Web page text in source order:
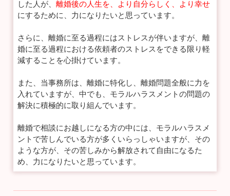
した人が、 離婚後の人生を、より自分らしく、より幸せ
にするために、力になりたいと思っています。
さらに、離婚に至る過程にはストレスが伴いますが、離
婚に至る過程における依頼者のストレスをできる限り軽
減することを心掛けています。
また、当事務所は、離婚に特化し、離婚問題全般に力を
入れていますが、中でも、モラルハラスメントの問題の
解決に積極的に取り組んでいます。
離婚で相談にお越しになる方の中には、モラルハラスメ
ントで苦しんでいる方が多くいらっしゃいますが、その
ような方が、その苦しみから解放されて自由になるた
め、力になりたいと思っています。